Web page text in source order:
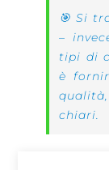
🎯 Si
–
tipi di
è
chiari.